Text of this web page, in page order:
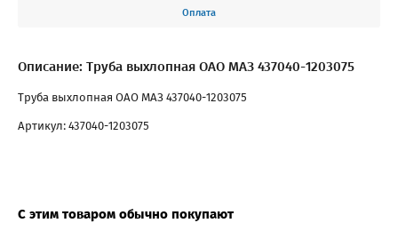
Оплата
Описание: Труба выхлопная ОАО МАЗ 437040-1203075
Труба выхлопная ОАО МАЗ 437040-1203075
Артикул: 437040-1203075
С этим товаром обычно покупают